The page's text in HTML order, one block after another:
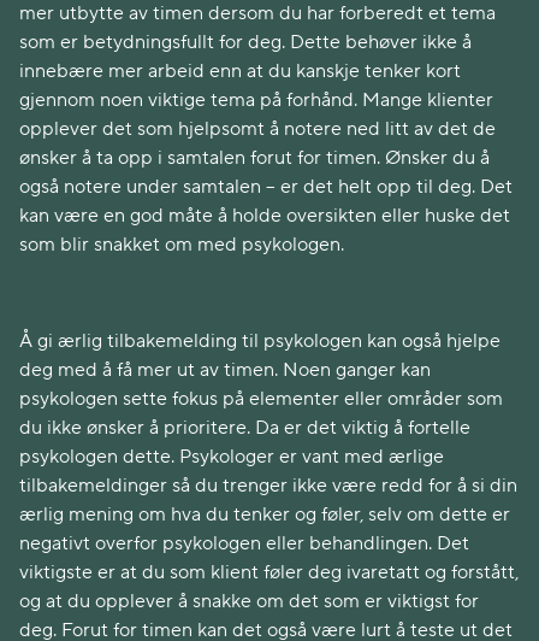
mer utbytte av timen dersom du har forberedt et tema
som er betydningsfullt for deg. Dette behøver ikke å
innebære mer arbeid enn at du kanskje tenker kort
gjennom noen viktige tema på forhånd. Mange klienter
opplever det som hjelpsomt å notere ned litt av det de
ønsker å ta opp i samtalen forut for timen. Ønsker du å
også notere under samtalen – er det helt opp til deg. Det
kan være en god måte å holde oversikten eller huske det
som blir snakket om med psykologen.
Å gi ærlig tilbakemelding til psykologen kan også hjelpe
deg med å få mer ut av timen. Noen ganger kan
psykologen sette fokus på elementer eller områder som
du ikke ønsker å prioritere. Da er det viktig å fortelle
psykologen dette. Psykologer er vant med ærlige
tilbakemeldinger så du trenger ikke være redd for å si din
ærlig mening om hva du tenker og føler, selv om dette er
negativt overfor psykologen eller behandlingen. Det
viktigste er at du som klient føler deg ivaretatt og forstått,
og at du opplever å snakke om det som er viktigst for
deg. Forut for timen kan det også være lurt å teste ut det